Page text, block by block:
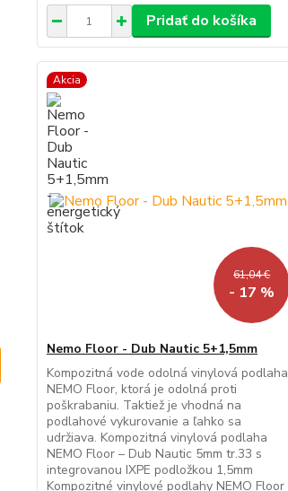
Pridať do košíka
Akcia
61,04 €
- 17 %
Nemo Floor - Dub Nautic 5+1,5mm
Kompozitná vode odolná vinylová podlaha
NEMO Floor, ktorá je odolná proti
poškrabaniu. Taktiež je vhodná na
podlahové vykurovanie a ľahko sa
udržiava. Kompozitná vinylová podlaha
NEMO Floor – Dub Nautic 5mm tr.33 s
integrovanou IXPE podložkou 1,5mm
Kompozitné vinylové podlahy NEMO Floor